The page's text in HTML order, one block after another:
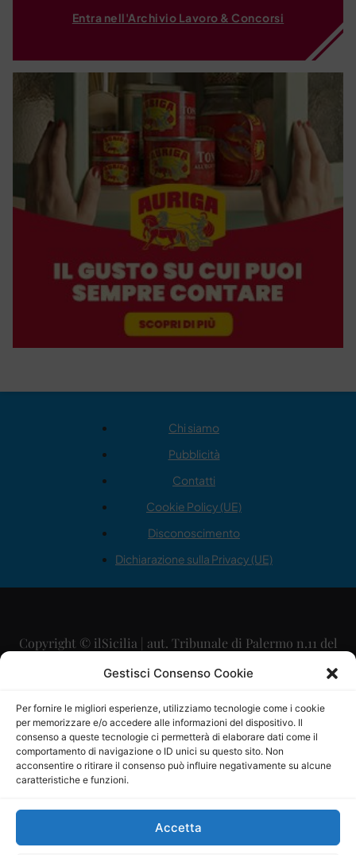
Gestisci Consenso Cookie
Per fornire le migliori esperienze, utilizziamo tecnologie come i cookie
per memorizzare e/o accedere alle informazioni del dispositivo. Il
consenso a queste tecnologie ci permetterà di elaborare dati come il
comportamento di navigazione o ID unici su questo sito. Non
acconsentire o ritirare il consenso può influire negativamente su alcune
caratteristiche e funzioni.
Accetta
Entra nell'Archivio Lavoro & Concorsi
Chi siamo
Pubblicità
Contatti
Cookie Policy (UE)
Disconoscimento
Dichiarazione sulla Privacy (UE)
Copyright © ilSicilia | aut. Tribunale di Palermo n.11 del
29/09/2015
Direttore Editoriale: Maurizio Scaglione
Direttore Responsabile: Maria Calabrese
P.IVA: 06334930820
Mercurio Comunicazione Società Cooperativa a r.l. è